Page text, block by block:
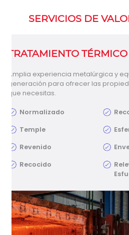
SERVICIOS DE
PRUEBAS DE
Tres laboratorios internos
para realizar pruebas
metalográficas.
Pruebas mecánicas,
metalográficas
dureza
Análisis químico y
Micro limpieza,
microestructura y
contenido de ferrita